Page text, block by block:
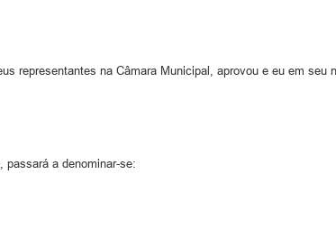
representantes na Câmara Municipal, aprovou e eu em seu
passará a denominar-se: